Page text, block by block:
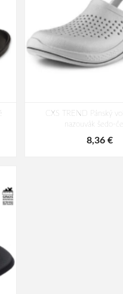
CXS TREND Pánský
nazouvák šedo-
8,36 €